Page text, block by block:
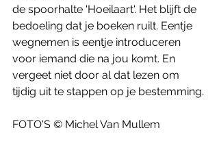
de spoorhalte 'Hoeilaart'. Het blijft de
bedoeling dat je boeken ruilt. Eentje
wegnemen is eentje introduceren
voor iemand die na jou komt. En
vergeet niet door al dat lezen om
tijdig uit te stappen op je bestemming.
FOTO'S © Michel Van Mullem